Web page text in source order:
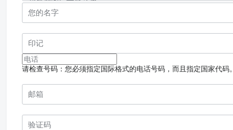
请检查号码：您必须指定国际格式的电话号码，而且指定国家代码。